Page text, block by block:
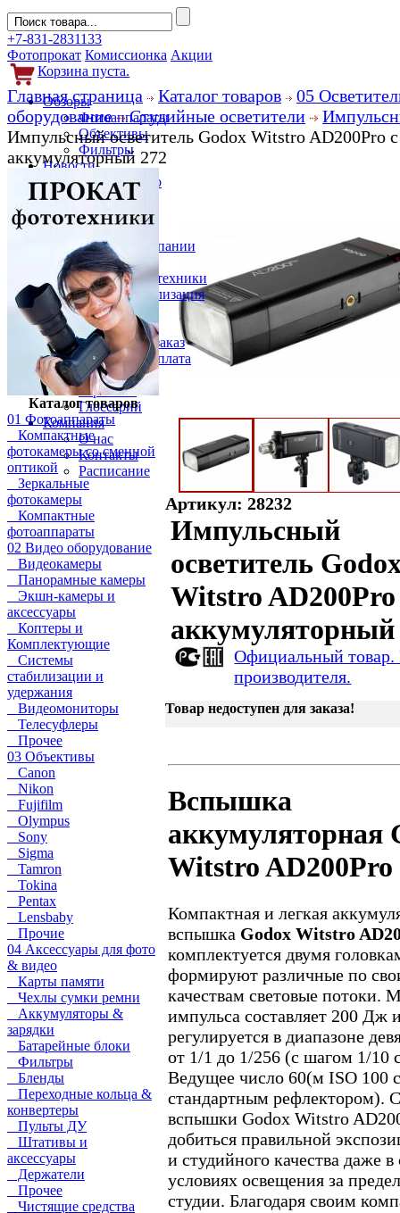
+7-831-2831133
Фотопрокат Комиссионка Акции
Корзина пуста.
Обзоры
Фотоаппараты
Объективы
Фильтры
Новости
Фото и видео
Гаджеты
Аксессуары
Слухи
Новости компании
Услуги
Прокат фототехники
Выкуп и реализация
Покупателям
Акции
Как сделать заказ
Доставка и оплата
Кредит
Гарантии
Глоссарий
Компания
О нас
Контакты
Расписание
Главная страница Каталог товаров
05
оборудование
Студийные осветители
Импульсный осветитель Godox Witstro AD200Pro
аккумуляторный 272
Каталог товаров
01 Фотоаппараты
Компактные
фотокамеры со сменной
оптикой
Зеркальные
фотокамеры
Компактные
фотоаппараты
02 Видео оборудование
Видеокамеры
Панорамные камеры
Экшн-камеры и
аксессуары
Коптеры и
Комплектующие
Системы
стабилизации и
удержания
Видеомониторы
Телесуфлеры
Прочее
03 Объективы
Canon
Nikon
Fujifilm
Olympus
Sony
Sigma
Tamron
Tokina
Pentax
Lensbaby
Прочие
04 Аксессуары для фото
& видео
Карты памяти
Чехлы сумки ремни
Аккумуляторы &
зарядки
Батарейные блоки
Фильтры
Бленды
Переходные кольца &
конвертеры
Пульты ДУ
Штативы и
аксессуары
Держатели
Прочее
Чистящие средства
Артикул: 28232
Импульсный
осветитель
Witstro
аккумуляторный
Официальный товар.
производителя.
Товар недоступен для заказа!
Вспышка
аккумуляторная
Witstro AD200Pro
Компактная и легкая
вспышка Godox Witstro
комплектуется двумя
формируют различные по
качествам световые потоки.
импульса составляет 200 Дж
регулируется в диапазоне
от 1/1 до 1/256 (с шагом 1/10
Ведущее число 60(м ISO 100
стандартным рефлектором).
вспышки Godox Witstro
добиться правильной
и студийного качества даже
условиях освещения за
студии. Благодаря своим